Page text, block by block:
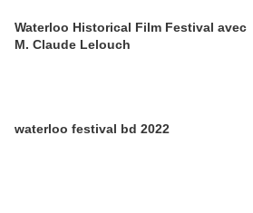
Waterloo Historical Film Festival avec
M. Claude Lelouch
waterloo festival bd 2022